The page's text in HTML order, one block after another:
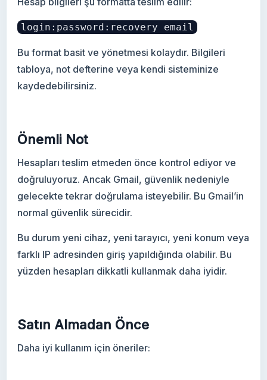
login:password:recovery email
Bu format basit ve yönetmesi kolaydır. Bilgileri
tabloya, not defterine veya kendi sisteminize
kaydedebilirsiniz.
Önemli Not
Hesapları teslim etmeden önce kontrol ediyor ve
doğruluyoruz. Ancak Gmail, güvenlik nedeniyle
gelecekte tekrar doğrulama isteyebilir. Bu Gmail’in
normal güvenlik sürecidir.
Bu durum yeni cihaz, yeni tarayıcı, yeni konum veya
farklı IP adresinden giriş yapıldığında olabilir. Bu
yüzden hesapları dikkatli kullanmak daha iyidir.
Satın Almadan Önce
Daha iyi kullanım için öneriler: